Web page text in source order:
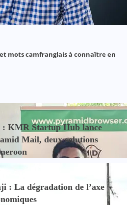
mots camfranglais à connaître en
: KMR Startup Hub lance
Mail, deux solutions
: La dégradation de l’axe